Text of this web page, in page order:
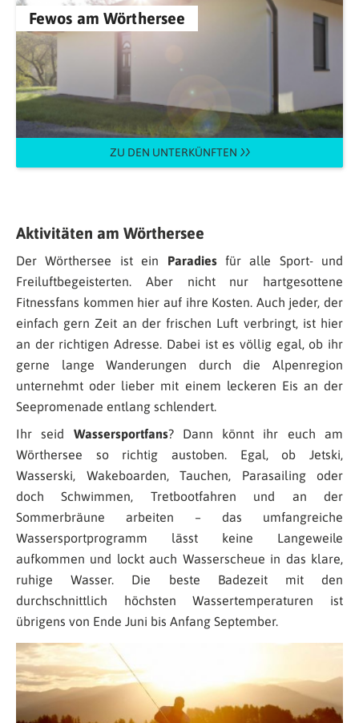
Fewos am Wörthersee
ZU DEN UNTERKÜNFTEN
Aktivitäten am Wörthersee
Der Wörthersee ist ein Paradiesfür alle Sport- und
Freiluftbegeisterten. Aber nicht nur hartgesottene
Fitnessfans kommen hier auf ihre Kosten. Auch jeder, der
einfach gern Zeit an der frischen Luft verbringt, ist hier
an der richtigen Adresse. Dabei ist es völlig egal, ob ihr
gerne lange Wanderungen durch die Alpenregion
unternehmt oder lieber mit einem leckeren Eis an der
Seepromenade entlang schlendert.
Ihr seid Wassersportfans? Dann könnt ihr euch am
Wörthersee so richtig austoben. Egal, ob Jetski,
Wasserski, Wakeboarden, Tauchen, Parasailing oder
doch Schwimmen, Tretbootfahren und an der
Sommerbräune arbeiten – das umfangreiche
Wassersportprogramm lässt keine Langeweile
aufkommen und lockt auch Wasserscheue in das klare,
ruhige Wasser. Die beste Badezeit mit den
durchschnittlich höchsten Wassertemperaturen ist
übrigens von Ende Juni bis Anfang September.